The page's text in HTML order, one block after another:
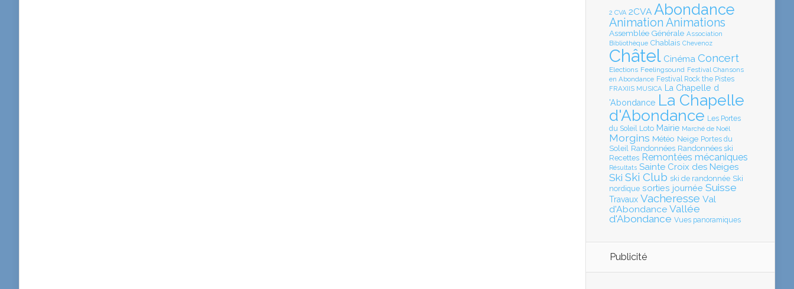
2 CVA 2CVA Abondance
Animation Animations
Assemblée Générale Association
Bibliothèque Chablais Chevenoz
Châtel Cinéma Concert
Elections Feelingsound Festival Chansons
en Abondance Festival Rock the Pistes
FRAXIIS MUSICA
La Chapelle d
'Abondance La Chapelle
d'Abondance Les Portes
du Soleil Loto Mairie Marché de Noël
Morgins Météo Neige Portes du
Soleil Randonnées Randonnées ski
Recettes Remontées mécaniques
Résultats Sainte Croix des Neiges
Ski Ski Club ski de randonnée Ski
nordique sorties journée Suisse
Travaux Vacheresse Val
d'Abondance Vallée
d'Abondance Vues panoramiques
Publicité